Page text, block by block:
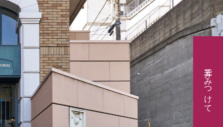
三井でみつけて